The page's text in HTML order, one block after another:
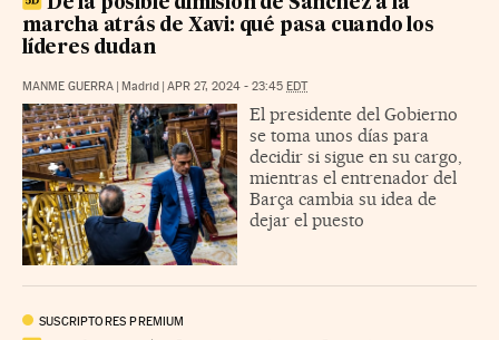
De la posible dimisión de Sánchez a la
marcha atrás de Xavi: qué pasa cuando los
líderes dudan
MANME GUERRA Madrid APR 27, 2024 - 23:45 EDT
El presidente del Gobierno
se toma unos días para
decidir si sigue en su cargo,
mientras el entrenador del
Barça cambia su idea de
dejar el puesto
SUSCRIPTORES PREMIUM